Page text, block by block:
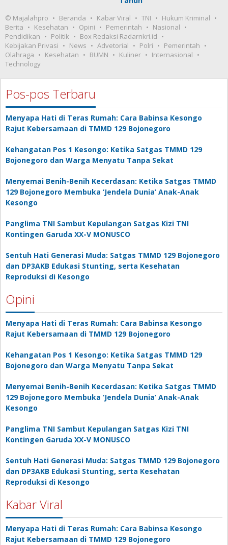
© Majalahpro Beranda Kabar Viral TNI
Hukum Kriminal
Berita
Kesehatan Opini Pemerintah
Nasional
Pendidikan
Politik
Box Redaksi Radarnkri.id
Kebijakan Privasi
News Advetorial Polri
Pemerintah
Olahraga
Kesehatan BUMN Kuliner
Internasional
Technology
Pos-pos Terbaru
Menyapa Hati di Teras Rumah: Cara Babinsa Kesongo
Rajut Kebersamaan di TMMD 129 Bojonegoro
Kehangatan Pos 1 Kesongo: Ketika Satgas TMMD 129
Bojonegoro dan Warga Menyatu Tanpa Sekat
Menyemai Benih-Benih Kecerdasan: Ketika Satgas TMMD
129 Bojonegoro Membuka ‘Jendela Dunia’ Anak-Anak
Kesongo
Panglima TNI Sambut Kepulangan Satgas Kizi TNI
Kontingen Garuda XX-V MONUSCO
Sentuh Hati Generasi Muda: Satgas TMMD 129 Bojonegoro
dan DP3AKB Edukasi Stunting, serta Kesehatan
Reproduksi di Kesongo
Opini
Menyapa Hati di Teras Rumah: Cara Babinsa Kesongo
Rajut Kebersamaan di TMMD 129 Bojonegoro
Kehangatan Pos 1 Kesongo: Ketika Satgas TMMD 129
Bojonegoro dan Warga Menyatu Tanpa Sekat
Menyemai Benih-Benih Kecerdasan: Ketika Satgas TMMD
129 Bojonegoro Membuka ‘Jendela Dunia’ Anak-Anak
Kesongo
Panglima TNI Sambut Kepulangan Satgas Kizi TNI
Kontingen Garuda XX-V MONUSCO
Sentuh Hati Generasi Muda: Satgas TMMD 129 Bojonegoro
dan DP3AKB Edukasi Stunting, serta Kesehatan
Reproduksi di Kesongo
Kabar Viral
Menyapa Hati di Teras Rumah: Cara Babinsa Kesongo
Rajut Kebersamaan di TMMD 129 Bojonegoro